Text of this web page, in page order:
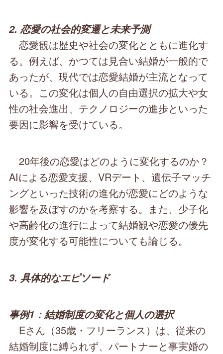
2. 恋愛の社会的変遷と未来予測
恋愛観は歴史や社会の変化とともに進化す
る。例えば、かつては見合い結婚が一般的で
あったが、現代では恋愛結婚が主流となって
いる。この変化は個人の自由選択の拡大や女
性の社会進出、テクノロジーの進歩といった
要因に影響を受けている。
20年後の恋愛はどのように変化するのか？
AIによる恋愛支援、VRデート、遺伝子マッチ
ングといった技術の進化が恋愛にどのような
影響を及ぼすのかを考察する。また、少子化
や高齢化の進行によって結婚観や恋愛の優先
度が変化する可能性についても論じる。
3. 具体的なエピソード
事例1：結婚制度の変化と個人の選択
Eさん（35歳・フリーランス）は、従来の
結婚制度に縛られず、パートナーと事実婚の